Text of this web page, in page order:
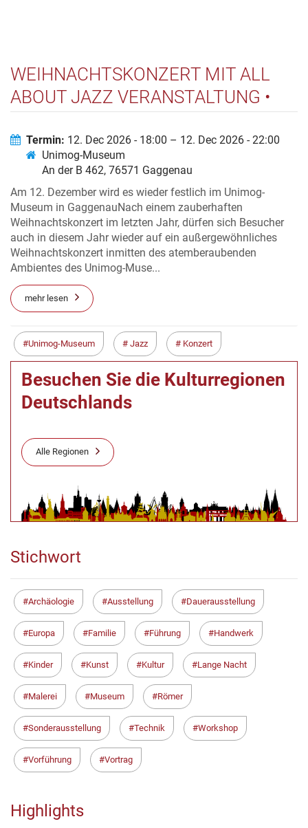
WEIHNACHTSKONZERT MIT ALL
ABOUT JAZZ VERANSTALTUNG •
Termin: 12. Dec 2026 - 18:00 – 12. Dec 2026 - 22:00
Unimog-Museum
An der B 462, 76571 Gaggenau
Am 12. Dezember wird es wieder festlich im Unimog-
Museum in GaggenauNach einem zauberhaften
Weihnachtskonzert im letzten Jahr, dürfen sich Besucher
auch in diesem Jahr wieder auf ein außergewöhnliches
Weihnachtskonzert inmitten des atemberaubenden
Ambientes des Unimog-Muse...
mehr lesen
Unimog-Museum Jazz Konzert
Besuchen Sie die Kulturregionen
Deutschlands
Alle Regionen
Stichwort
Archäologie Ausstellung Dauerausstellung
Europa Familie Führung Handwerk
Kinder Kunst Kultur Lange Nacht
Malerei Museum Römer
Sonderausstellung Technik Workshop
Vorführung Vortrag
Highlights